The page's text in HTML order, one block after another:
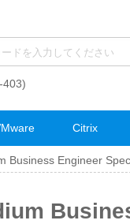
403)
Citrix
Business Engineer